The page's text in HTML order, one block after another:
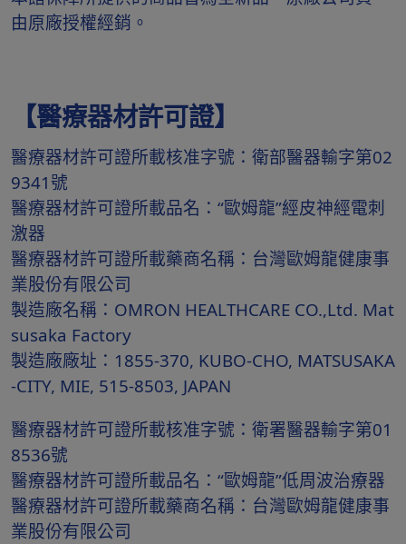
由原廠授權經銷。
【醫療器材許可證】
醫療器材許可證所載核准字號：衛部醫器輸字第02
9341號
醫療器材許可證所載品名：“歐姆龍”經皮神經電刺
激器
醫療器材許可證所載藥商名稱：台灣歐姆龍健康事
業股份有限公司
製造廠名稱：OMRON HEALTHCARE CO.,Ltd. Mat
susaka Factory
製造廠廠址：1855-370, KUBO-CHO, MATSUSAKA
-CITY, MIE, 515-8503, JAPAN
醫療器材許可證所載核准字號：衛署醫器輸字第01
8536號
醫療器材許可證所載品名：“歐姆龍”低周波治療器
醫療器材許可證所載藥商名稱：台灣歐姆龍健康事
業股份有限公司